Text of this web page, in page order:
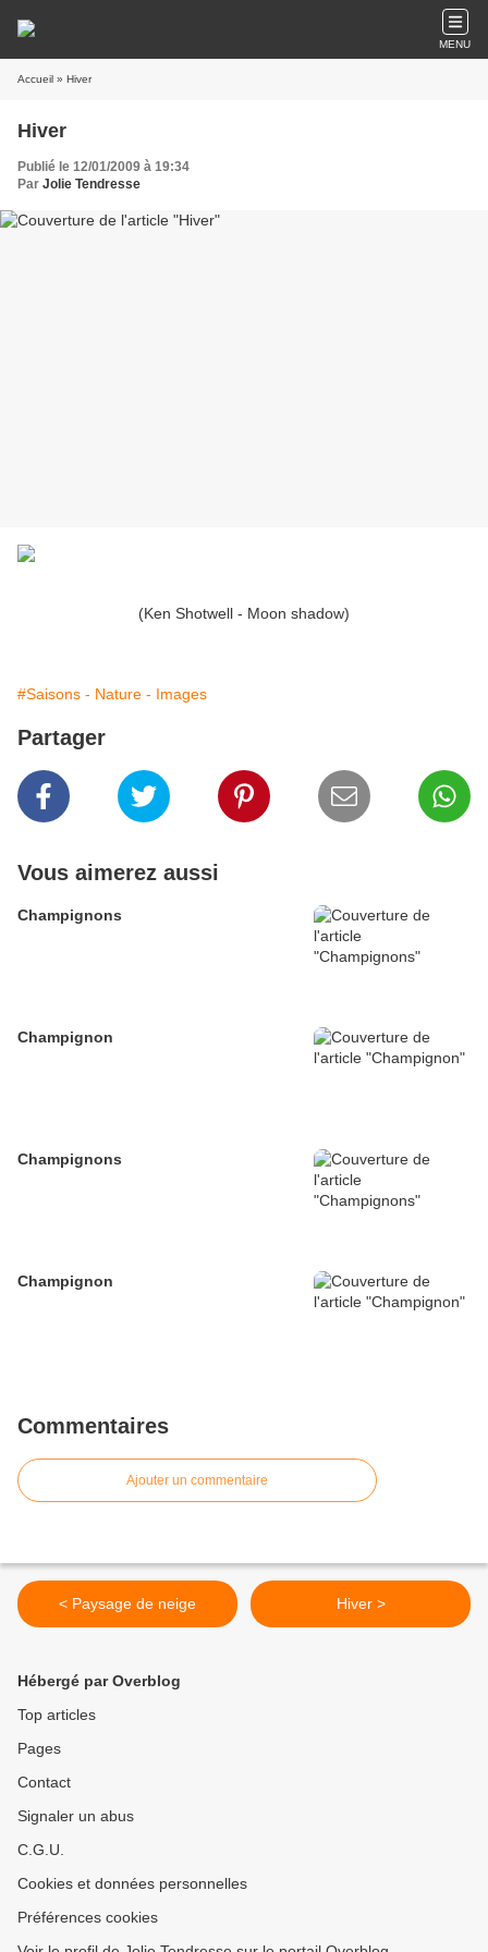
MENU
Accueil » Hiver
Hiver
Publié le 12/01/2009 à 19:34
Par Jolie Tendresse
(Ken Shotwell - Moon shadow)
#Saisons - Nature - Images
Partager
Vous aimerez aussi
Champignons
Champignon
Champignons
Champignon
Commentaires
Ajouter un commentaire
< Paysage de neige Hiver >
Hébergé par Overblog
Top articles
Pages
Contact
Signaler un abus
C.G.U.
Cookies et données personnelles
Préférences cookies